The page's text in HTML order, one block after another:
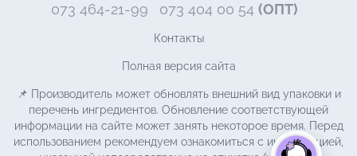
маска имеет в своем составе значительно больше полезных
питательными составляющими происходит намного лучше.
Привлекает женщин и простота использования тканевых
очистить дерму. Использовать такие эффективные средства
можно, как в домашних условиях, так и в поездках. Для
нанесения и снятия маски потребуется всего минута.
Тканевые маски имеют следующие преимущества:
073 464-21-99 073 404 00 54 (ОПТ)
Контакты
Полная версия сайта
📌 Производитель может обновлять внешний вид упаковки и
перечень ингредиентов. Обновление соответствующей
информации на сайте может занять некоторое время. Перед
использованием рекомендуем ознакомиться с информацией,